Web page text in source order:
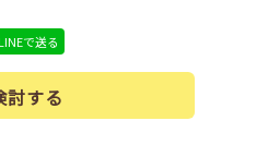
で送る
討する